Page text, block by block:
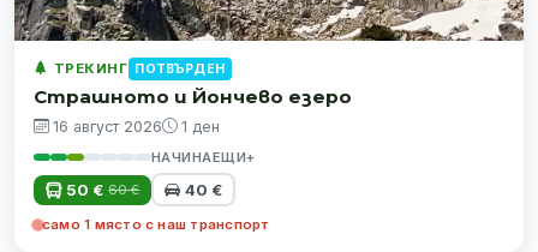
ТРЕКИНГ ПОТВЪРДЕН
Страшното и Йончево езеро
16 август 2026 1 ден
НАЧИНАЕЩИ+
50 € 60 € 40 €
само 1 място с наш транспорт